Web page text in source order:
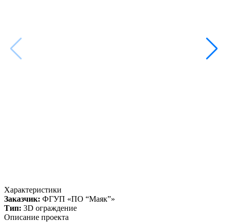
Характеристики
Заказчик: ФГУП «ПО “Маяк”»
Тип: 3D ограждение
Описание проекта